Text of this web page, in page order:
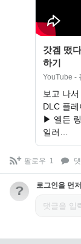
갓겜 떴
하기
YouTube -
보고 나
DLC 플레이 영상
▶ 엘든
일러…
팔로우 1
? 로그인을 먼